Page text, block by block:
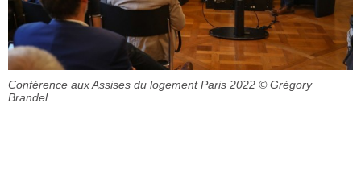
Conférence aux Assises du logement Paris 2022 © Grégory
Brandel